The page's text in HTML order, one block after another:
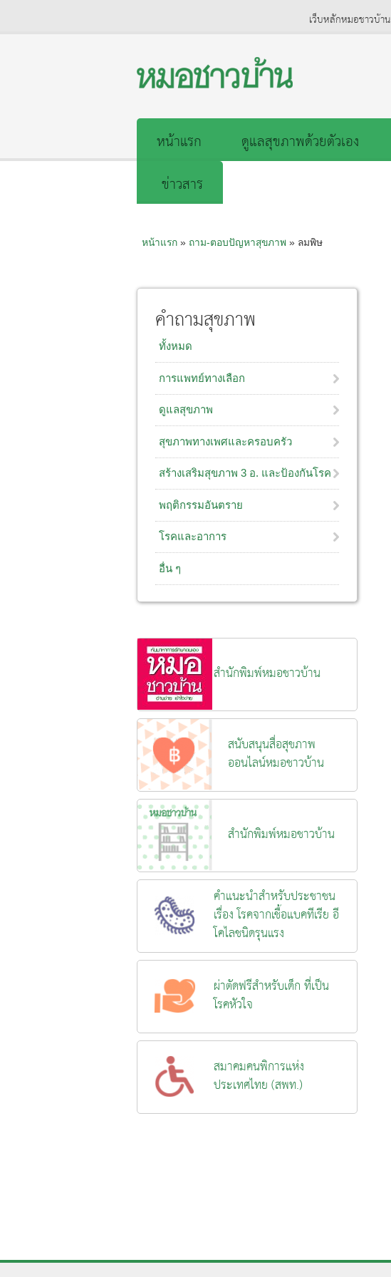
เว็บหลักหมอชาวบ้าน
หน้าแรก ดูแลสุขภาพด้วยตัวเอง
ข่าวสาร
หน้าแรก» ถาม-ตอบปัญหาสุขภาพ» ลมพิษ
คำถามสุขภาพ
ทั้งหมด
การแพทย์ทางเลือก
ดูแลสุขภาพ
สุขภาพทางเพศและครอบครัว
สร้างเสริมสุขภาพ 3 อ. และป้องกันโรค
พฤติกรรมอันตราย
โรคและอาการ
อื่น ๆ
สำนักพิมพ์หมอชาวบ้าน
สนับสนุนสื่อสุขภาพ
ออนไลน์หมอชาวบ้าน
สำนักพิมพ์หมอชาวบ้าน
คำแนะนำสำหรับประชาชน
เรื่อง โรคจากเชื้อแบคทีเรีย อี
โคไลชนิดรุนแรง
ผ่าตัดฟรีสำหรับเด็ก ที่เป็น
โรคหัวใจ
สมาคมคนพิการแห่ง
ประเทศไทย (สพท.)